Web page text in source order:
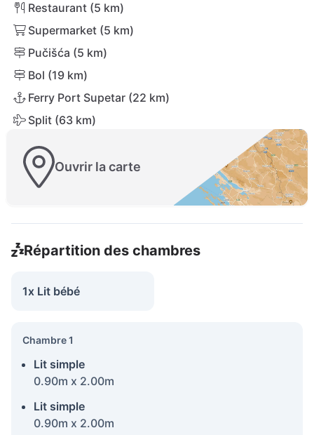
Restaurant (5 km)
Supermarket (5 km)
Pučišća (5 km)
Bol (19 km)
Ferry Port Supetar (22 km)
Split (63 km)
Ouvrir la carte
Répartition des chambres
1x Lit bébé
Chambre 1
Lit simple
0.90m x 2.00m
Lit simple
0.90m x 2.00m